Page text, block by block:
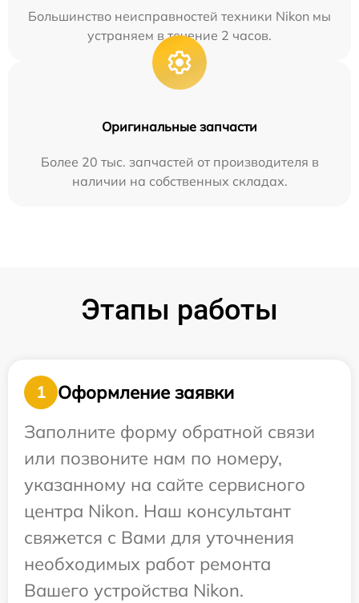
Большинство неисправностей техники Nikon мы
устраняем в течение 2 часов.
Оригинальные запчасти
Более 20 тыс. запчастей от производителя в
наличии на собственных складах.
Этапы работы
1
Оформление заявки
Заполните форму обратной связи
или позвоните нам по номеру,
указанному на сайте сервисного
центра Nikon. Наш консультант
свяжется с Вами для уточнения
необходимых работ ремонта
Вашего устройства Nikon.